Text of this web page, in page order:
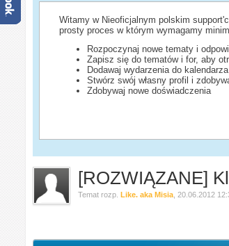
Witamy w Nieoficjalnym polskim
prosty proces w którym wymagamy
Rozpoczynaj nowe tematy i
Zapisz się do tematów i for, aby
Dodawaj wydarzenia do
Stwórz swój własny profil i
Zdobywaj nowe doświadczenia
[ROZWIĄZANE]
Temat rozp.Like. aka Misia 20.06.2012